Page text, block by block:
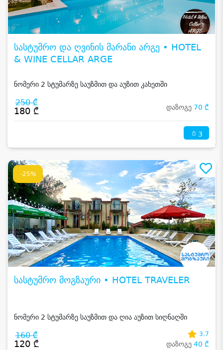
სასტუმრო და ღვინის მარანი არგე • HOTEL
& WINE CELLAR ARGE
ნომერი 2 სტუმარზე საუზმით და აუზით კახეთში
250 ₾
180 ₾ დაზოგე 70 ₾
3
-25%
სასტუმრო მოგზაური • HOTEL TRAVELER
ნომერი 2 სტუმარზე საუზმით და ღია აუზით სიღნაღში
160 ₾
120 ₾
3.7
დაზოგე 40 ₾